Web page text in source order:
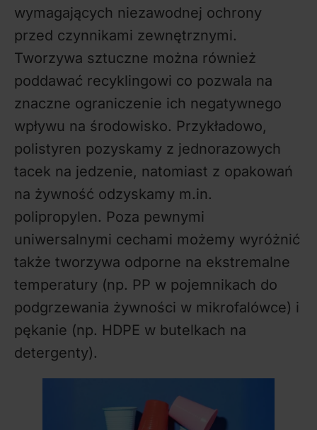
wymagających niezawodnej ochrony
przed czynnikami zewnętrznymi.
Tworzywa sztuczne można również
poddawać recyklingowi co pozwala na
znaczne ograniczenie ich negatywnego
wpływu na środowisko. Przykładowo,
polistyren pozyskamy z jednorazowych
tacek na jedzenie, natomiast z opakowań
na żywność odzyskamy m.in.
polipropylen. Poza pewnymi
uniwersalnymi cechami możemy wyróżnić
także tworzywa odporne na ekstremalne
temperatury (np. PP w pojemnikach do
podgrzewania żywności w mikrofalówce) i
pękanie (np. HDPE w butelkach na
detergenty).